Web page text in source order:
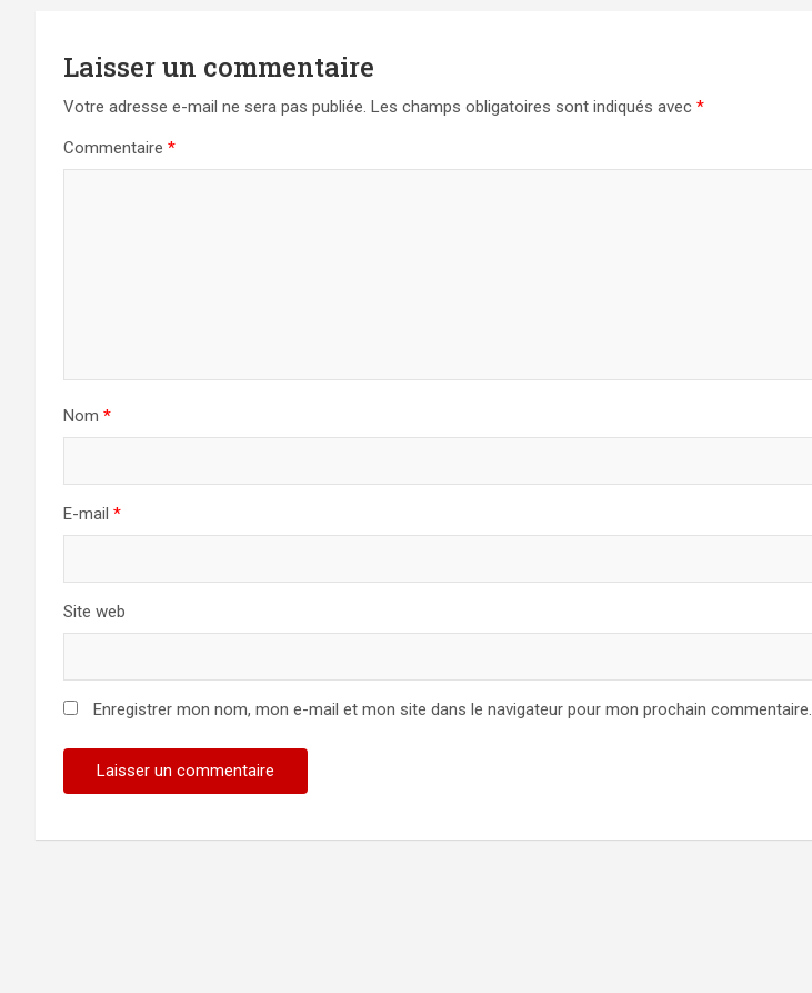
Laisser un commentaire
Votre adresse e-mail ne sera pas publiée. Les champs obligatoires sont indiqués avec *
Commentaire *
Nom *
E-mail *
Site web
Enregistrer mon nom, mon e-mail et mon site dans le navigateur pour mon prochain commentaire.